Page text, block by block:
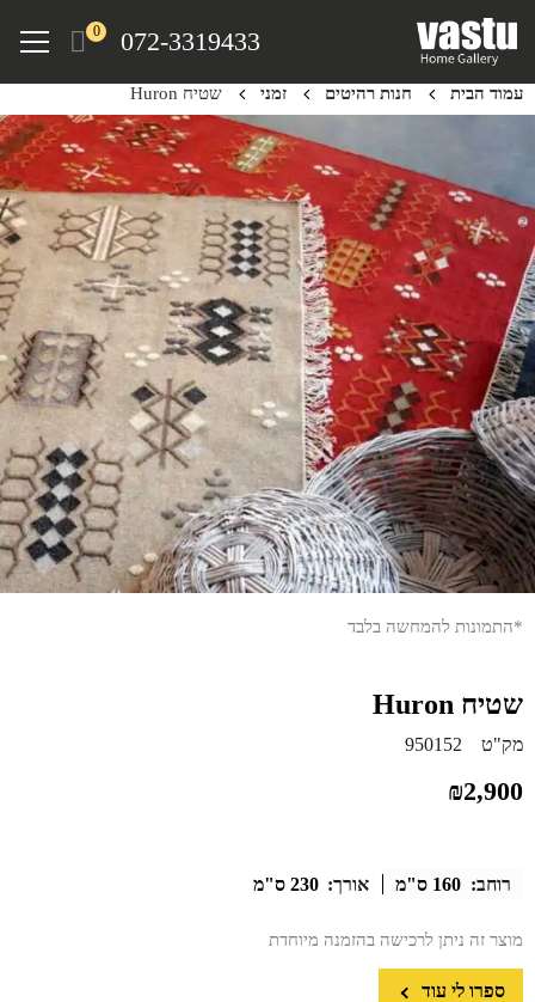
content
072-3319433
0
Menu
עמוד הבית חנות רהיטים זמני שטיח Huron
*התמונות להמחשה בלבד
שטיח Huron
מק"ט 950152
₪2,900
רוחב: 160 ס"מ אורך: 230 ס"מ
מוצר זה ניתן לרכישה בהזמנה מיוחדת
ספרו לי עוד